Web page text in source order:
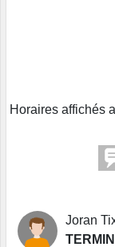
Horaires affichés
Joran